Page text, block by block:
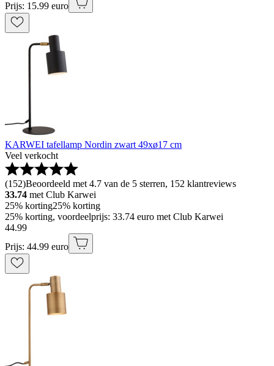
Prijs: 15.99 euro
KARWEI tafellamp Nordin zwart 49xø17 cm
Veel verkocht
(152)Beoordeeld met 4.7 van de 5 sterren, 152 klantreviews
33.74 met Club Karwei
25% korting25% korting
25% korting, voordeelprijs: 33.74 euro met Club Karwei
44.99
Prijs: 44.99 euro